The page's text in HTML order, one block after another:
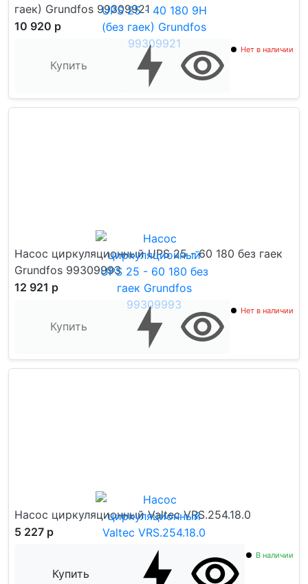
гаек) Grundfos 99309921
10 920 р
Купить
Нет в наличии
Насос циркуляционный UPS 25 - 60 180 без гаек
Grundfos 99309993
12 921 р
Купить
Нет в наличии
Насос циркуляционный Valtec VRS.254.18.0
5 227 р
Купить
В наличии